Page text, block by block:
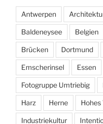
Antwerpen
Baldeneysee Belgien
Brücken Dortmund
Emscherinsel Essen
Fotogruppe Umtriebig
Harz Herne Hohes
Industriekultur